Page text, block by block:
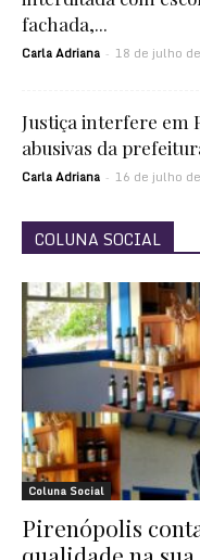
fachada,...
Carla Adriana - 18 de julho
Justiça interfere em
abusivas da
Carla Adriana - 16 de julho
COLUNA SOCIAL
Coluna Social
Pirenópolis